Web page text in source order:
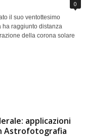
0
il suo ventottesimo
ha raggiunto distanza
della corona solare
applicazioni
Astrofotografia